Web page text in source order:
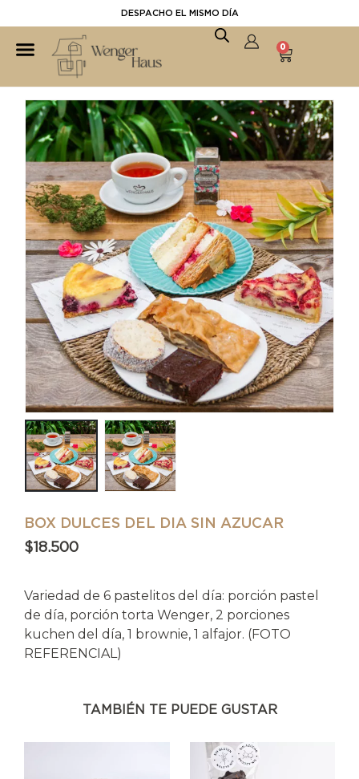
DESPACHO EL MISMO DÍA
0
BOX DULCES DEL DIA SIN AZUCAR
$18.500
Variedad de 6 pastelitos del día: porción pastel
de día, porción torta Wenger, 2 porciones
kuchen del día, 1 brownie, 1 alfajor. (FOTO
REFERENCIAL)
TAMBIÉN TE PUEDE GUSTAR